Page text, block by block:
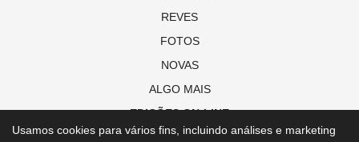
REVES
FOTOS
NOVAS
ALGO MAIS
EDIÇÕES ON-LINE
Usamos cookies para vários fins, incluindo análises e marketing